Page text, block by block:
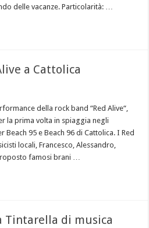
delle vacanze. Particolarità: …
a Cattolica
della rock band “Red Alive“,
la prima volta in spiaggia negli
95 e Beach 96 di Cattolica. I Red
locali, Francesco, Alessandro,
famosi brani …
Tintarella di musica